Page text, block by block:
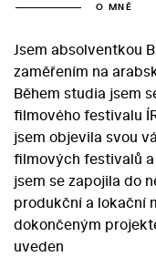
O MNĚ
Jsem absolventkou
zaměřením na
Během studia jsem
filmového festivalu
jsem objevila svou
filmových festivalů
jsem se zapojila do
produkční a lokační
dokončeným
uveden